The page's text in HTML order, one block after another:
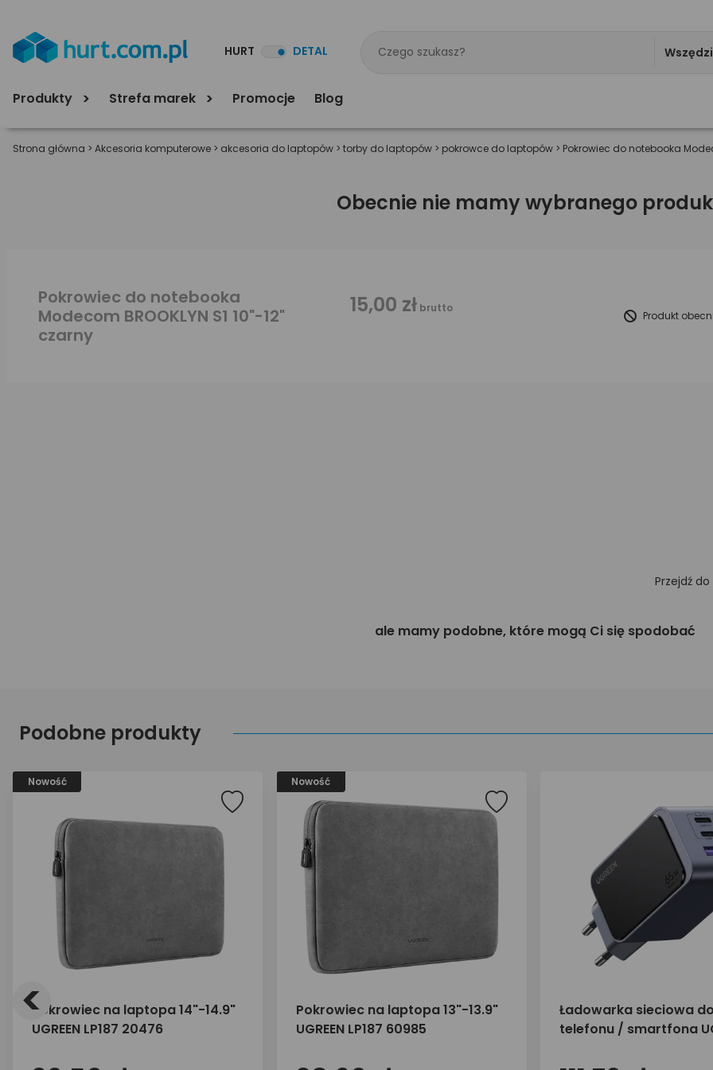
HURT DETAL
Produkty Strefa marek Promocje Blog
Strona główna > Akcesoria komputerowe > akcesoria do laptopów > torby do laptopów > pokrowce do laptopów > Pokrowiec do notebooka
Obecnie nie mamy wybranego
Pokrowiec do notebooka
Modecom BROOKLYN S1 10"-12"
czarny
15,00 zł brutto
Produkt
Przejdź do
ale mamy podobne, które mogą Ci się spodobać
Podobne produkty
Nowość
Pokrowiec na laptopa 14"-14.9"
UGREEN LP187 20476
Nowość
Pokrowiec na laptopa 13"-13.9"
UGREEN LP187 60985
Ładowarka sieciowa do
telefonu / smartfona
<